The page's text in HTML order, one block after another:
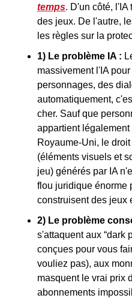
temps. D'un côté, l'IA
des jeux. De l'autre,
les règles sur la
1) Le problème IA :
massivement l'IA
personnages, des
automatiquement,
cher. Sauf que
appartient légalement
Royaume-Uni, le
(éléments visuels et
jeu) générés par IA
flou juridique énorme
construisent des jeux
2) Le problème
s'attaquent aux “dark
conçues pour vous
vouliez pas), aux
masquent le vrai prix
abonnements